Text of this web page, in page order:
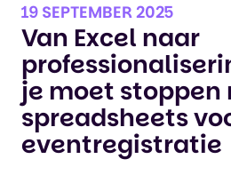
19 SEPTEMBER 2025
Van Excel naar
je moet stoppen
spreadsheets
eventregistratie